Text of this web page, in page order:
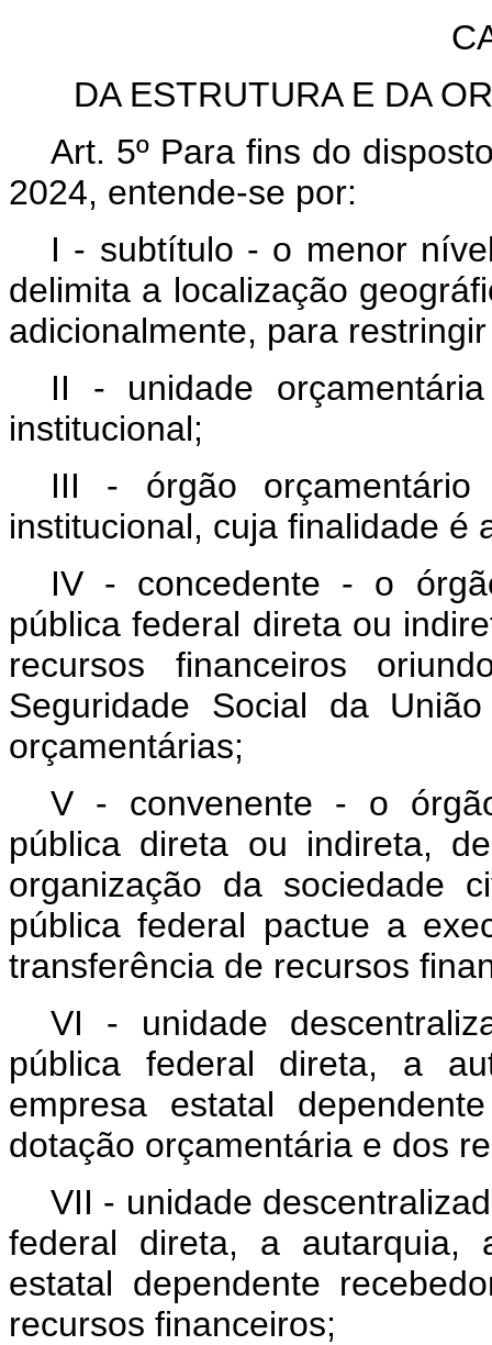
DA ESTRUTURA E DA
Art. 5º Para fins do
2024, entende-se por:
I - subtítulo - o menor
delimita a localização
adicionalmente, para
II - unidade
institucional;
III - órgão
institucional, cuja finalidade é
IV - concedente - o
pública federal direta ou
recursos financeiros
Seguridade Social da
orçamentárias;
V - convenente - o
pública direta ou indireta,
organização da sociedade
pública federal pactue a
transferência de recursos
VI - unidade
pública federal direta, a
empresa estatal
dotação orçamentária e dos
VII - unidade
federal direta, a autarquia,
estatal dependente
recursos financeiros;